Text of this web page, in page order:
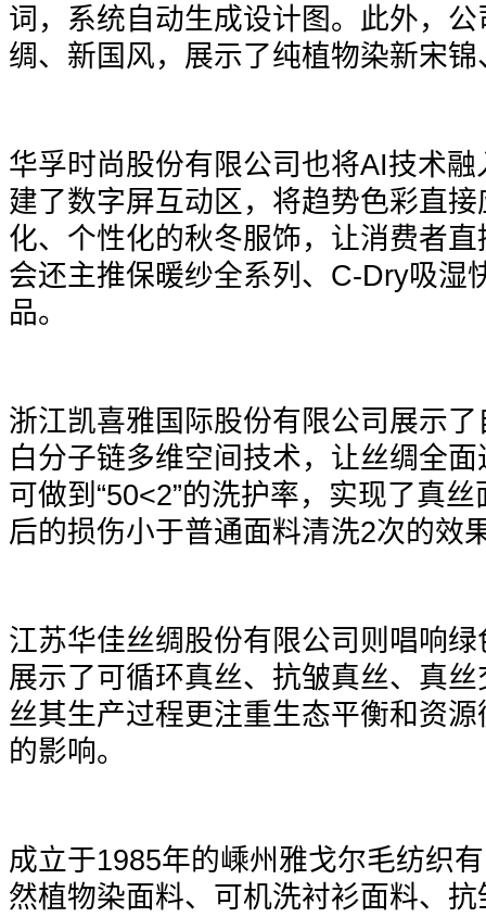
词，系统自动生成设计图。此外，
绸、新国风，展示了纯植物染新宋
华孚时尚股份有限公司也将AI技术
建了数字屏互动区，将趋势色彩直
化、个性化的秋冬服饰，让消费者
会还主推保暖纱全系列、C-Dry吸湿
品。
浙江凯喜雅国际股份有限公司展示
白分子链多维空间技术，让丝绸全
可做到“50<2”的洗护率，实现了真
后的损伤小于普通面料清洗2次的效
江苏华佳丝绸股份有限公司则唱响
展示了可循环真丝、抗皱真丝、真
丝其生产过程更注重生态平衡和资
的影响。
成立于1985年的嵊州雅戈尔毛纺织
然植物染面料、可机洗衬衫面料、